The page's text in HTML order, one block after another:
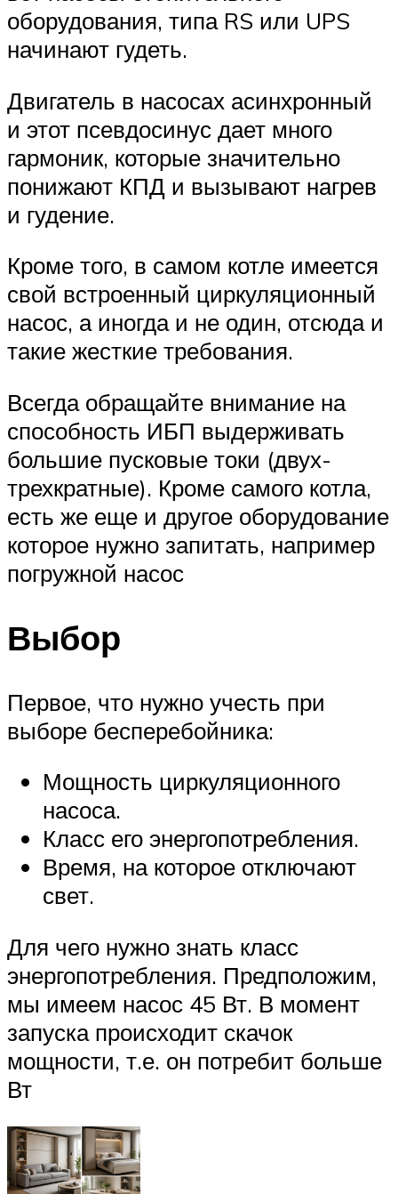
оборудования, типа RS или UPS
начинают гудеть.
Двигатель в насосах асинхронный
и этот псевдосинус дает много
гармоник, которые значительно
понижают КПД и вызывают нагрев
и гудение.
Кроме того, в самом котле имеется
свой встроенный циркуляционный
насос, а иногда и не один, отсюда и
такие жесткие требования.
Всегда обращайте внимание на
способность ИБП выдерживать
большие пусковые токи (двух-
трехкратные). Кроме самого котла,
есть же еще и другое оборудование
которое нужно запитать, например
погружной насос
Выбор
Первое, что нужно учесть при
выборе бесперебойника:
Мощность циркуляционного
насоса.
Класс его энергопотребления.
Время, на которое отключают
свет.
Для чего нужно знать класс
энергопотребления. Предположим,
мы имеем насос 45 Вт. В момент
запуска происходит скачок
мощности, т.е. он потребит больше
Вт